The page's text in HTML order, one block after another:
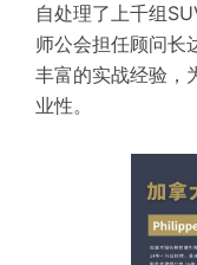
自处理了上千组
师公会担任顾问长
丰富的实战经验，
业性。